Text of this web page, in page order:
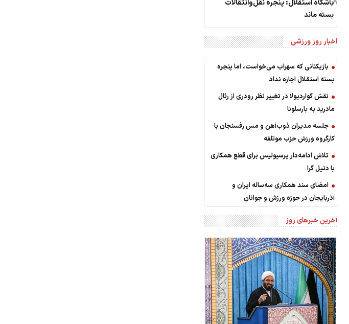
باشگاه استقلال: پنجره نقل‌وانتقالات
بسته ماند
اخبار روز ورزشی
بازیکنانی که سهراب می‌خواست، اما پنجره
بسته استقلال اجازه نداد
نقش گواردیولا در تغییر نظر رودری از رئال
مادرید به بارسلونا
جلسه مدیران ذوب‌آهن و مس رفسنجان با
کارگروه ورزش حزب موتلفه
تلاش ادامه‌دار پرسپولیس برای قطع همکاری
با دنیل گرا
امضای سند همکاری سه‌ساله ایران و
آذربایجان در حوزه ورزش و جوانان
آخرین خبرهای روز